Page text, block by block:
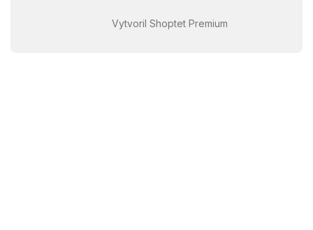
Vytvoril Shoptet Premium